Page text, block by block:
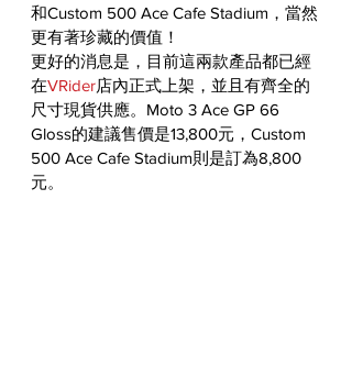
和Custom 500 Ace Cafe Stadium，當然
更有著珍藏的價值！
更好的消息是，目前這兩款產品都已經
在VRider店內正式上架，並且有齊全的
尺寸現貨供應。Moto 3 Ace GP 66
Gloss的建議售價是13,800元，Custom
500 Ace Cafe Stadium則是訂為8,800
元。